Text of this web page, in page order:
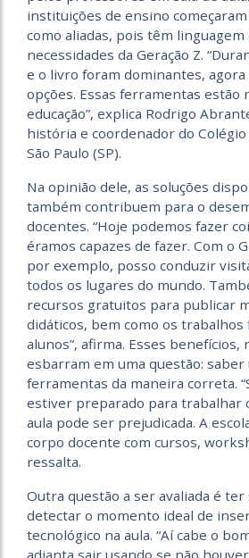
instituições de ensino
como aliadas, pois têm
necessidades da Geração Z.
e o livro foram dominantes,
opções. Essas ferramentas estão
educação”, explica Rodrigo
história e coordenador do Colégio
São Paulo (SP).
Na opinião dele, as soluções
também contribuem para o
docentes. “Hoje podemos fazer
éramos capazes de fazer. Com o
por exemplo, posso conduzir
todos os lugares do mundo.
recursos gratuitos para publicar
didáticos, bem como os trabalhos
alunos”, afirma. Esses benefícios,
esbarram em uma questão: saber
ferramentas da maneira correta.
estiver preparado para trabalhar
aula pode ser prejudicada. A
corpo docente com cursos,
ressalta.
Outra questão a ser avaliada é
detectar o momento ideal de
tecnológico na aula. “Aí cabe o